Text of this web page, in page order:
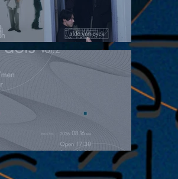
】昼）月見ルpre.『POLYHEDRON』
】夜）four dots vol.2